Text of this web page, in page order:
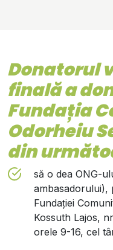
Donatorul
finală a
Fundația
Odorheiu
din
să o dea ONG-
ambasadorului),
Fundației
Kossuth Lajos,
orele 9-16, cel